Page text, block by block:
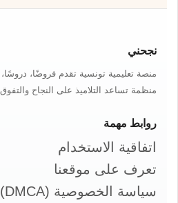
نجحني
منصة تعليمية تونسية تقدم فروضًا،
منظمة تساعد التلاميذ على النجاح
روابط مهمة
اتفاقية الاستخدام
تعرف على موقعنا
سياسة الخصوصية (DMCA)